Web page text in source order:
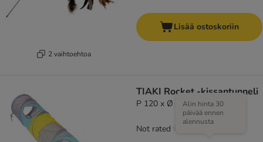
2 vaihtoehtoa
Lisää ostoskoriin
TIAKI Rocket -kissantunneli
P 120 x Ø 25 cmAlin hinta 30
päivää ennen
alennusta
Not rated